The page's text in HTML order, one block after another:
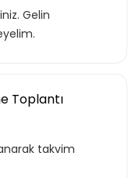
Gelin
Toplantı
takvim